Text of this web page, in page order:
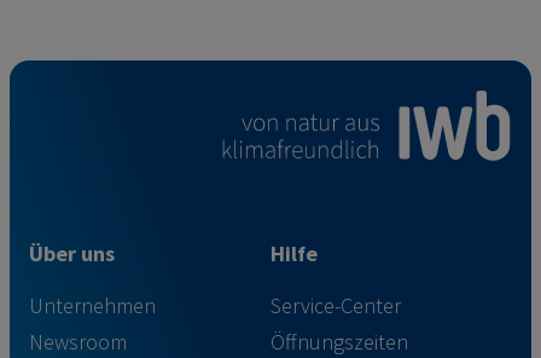
Über uns
Unternehmen
Newsroom
Hilfe
Service-Center
Öffnungszeiten